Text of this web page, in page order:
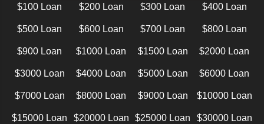
$100 Loan $200 Loan $300 Loan $400 Loan
$500 Loan $600 Loan $700 Loan $800 Loan
$900 Loan $1000 Loan $1500 Loan $2000 Loan
$3000 Loan $4000 Loan $5000 Loan $6000 Loan
$7000 Loan $8000 Loan $9000 Loan $10000 Loan
$15000 Loan $20000 Loan $25000 Loan $30000 Loan